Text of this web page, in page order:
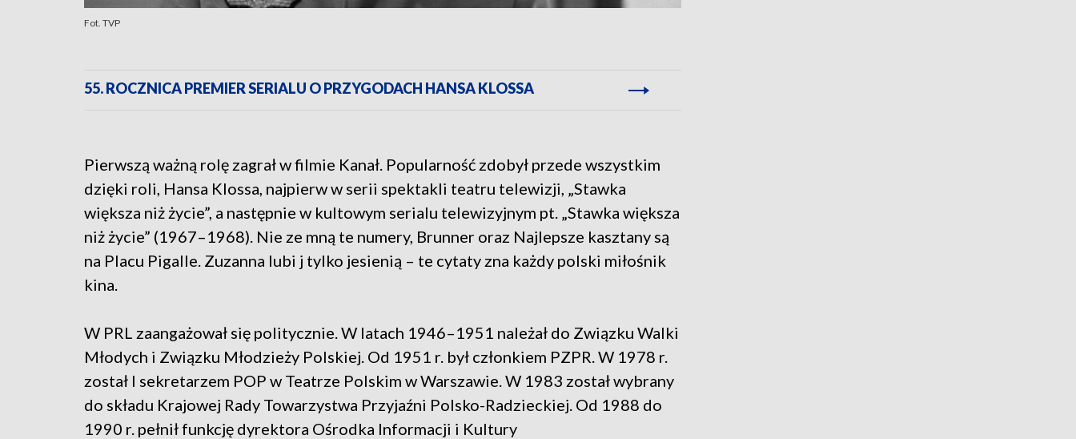
Fot. TVP
55. ROCZNICA PREMIER SERIALU O PRZYGODACH HANSA KLOSSA
Pierwszą ważną rolę zagrał w filmie Kanał. Popularność zdobył przede wszystkim
dzięki roli, Hansa Klossa, najpierw w serii spektakli teatru telewizji, „Stawka
większa niż życie”, a następnie w kultowym serialu telewizyjnym pt. „Stawka większa
niż życie” (1967–1968). Nie ze mną te numery, Brunner oraz Najlepsze kasztany są
na Placu Pigalle. Zuzanna lubi j tylko jesienią – te cytaty zna każdy polski miłośnik
kina.
W PRL zaangażował się politycznie. W latach 1946–1951 należał do Związku Walki
Młodych i Związku Młodzieży Polskiej. Od 1951 r. był członkiem PZPR. W 1978 r.
został I sekretarzem POP w Teatrze Polskim w Warszawie. W 1983 został wybrany
do składu Krajowej Rady Towarzystwa Przyjaźni Polsko-Radzieckiej. Od 1988 do
1990 r. pełnił funkcję dyrektora Ośrodka Informacji i Kultury